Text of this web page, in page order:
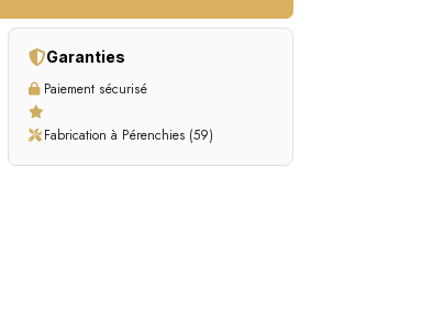
Garanties
Paiement sécurisé
Fabrication à Pérenchies (59)